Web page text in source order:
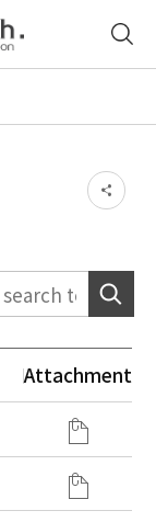
Attachment